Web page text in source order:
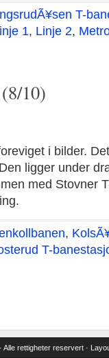
T-
1, Linje 2,
10)
i bilder.
ligger under
med Stovner
,
T-
Alle rettigheter reservert ·